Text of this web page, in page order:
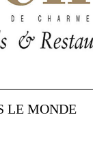
LE MONDE